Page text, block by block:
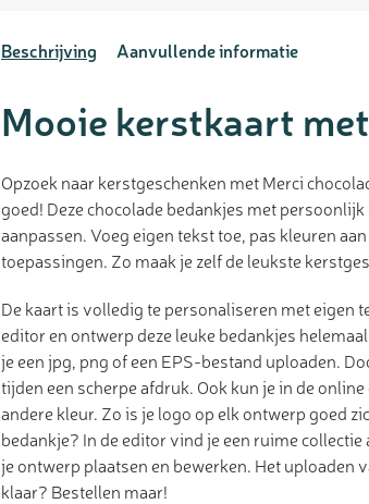
Beschrijving Aanvullende informatie
Mooie kerstkaart
Opzoek naar kerstgeschenken met Merci
goed! Deze chocolade bedankjes met
aanpassen. Voeg eigen tekst toe, pas kleuren
toepassingen. Zo maak je zelf de leukste
De kaart is volledig te personaliseren met eigen
editor en ontwerp deze leuke bedankjes
je een jpg, png of een EPS-bestand uploaden.
tijden een scherpe afdruk. Ook kun je in de
andere kleur. Zo is je logo op elk ontwerp goed
bedankje? In de editor vind je een ruime
je ontwerp plaatsen en bewerken. Het uploaden
klaar? Bestellen maar!